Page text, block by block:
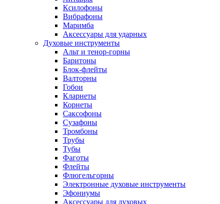
Ксилофоны
Вибрафоны
Маримба
Аксессуары для ударных
Духовые инструменты
Альт и тенор-горны
Баритоны
Блок-флейты
Валторны
Гобои
Кларнеты
Корнеты
Саксофоны
Сузафоны
Тромбоны
Трубы
Тубы
Фаготы
Флейты
Флюгельгорны
Электронные духовые инструменты
Эфониумы
Аксессуары для духовых